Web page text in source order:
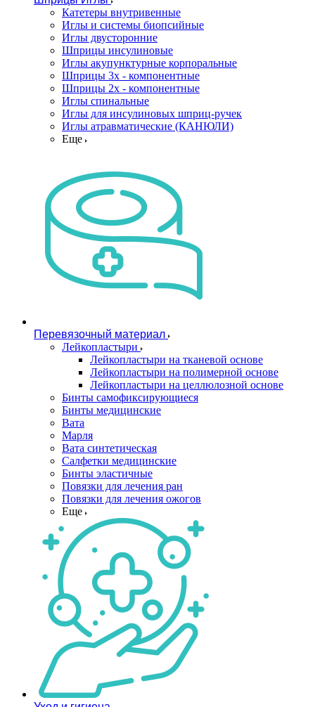
Катетеры внутривенные
Иглы и системы биопсийные
Иглы двусторонние
Шприцы инсулиновые
Иглы акупунктурные корпоральные
Шприцы 3х - компонентные
Шприцы 2х - компонентные
Иглы спинальные
Иглы для инсулиновых шприц-ручек
Иглы атравматические (КАНЮЛИ)
Еще
Перевязочный материал
Лейкопластыри
Лейкопластыри на тканевой основе
Лейкопластыри на полимерной основе
Лейкопластыри на целлюлозной основе
Бинты самофиксирующиеся
Бинты медицинские
Вата
Марля
Вата синтетическая
Салфетки медицинские
Бинты эластичные
Повязки для лечения ран
Повязки для лечения ожогов
Еще